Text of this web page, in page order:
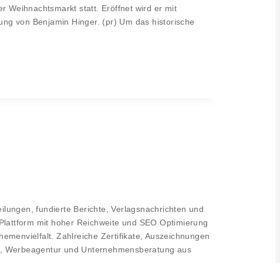
Weihnachtsmarkt statt. Eröffnet wird er mit
von Benjamin Hinger. (pr) Um das historische
fundierte Berichte, Verlagsnachrichten und
mit hoher Reichweite und SEO Optimierung
Zahlreiche Zertifikate, Auszeichnungen
Werbeagentur und Unternehmensberatung aus